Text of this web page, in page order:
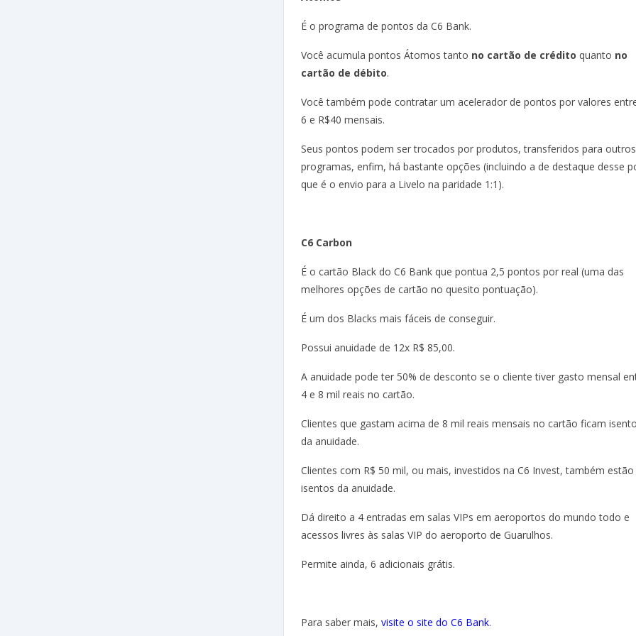
É o programa de pontos da C6 Bank.
Você acumula pontos Átomos tanto no cartão de crédito quanto no
cartão de débito.
Você também pode contratar um acelerador de pontos por valores
6 e R$40 mensais.
Seus pontos podem ser trocados por produtos, transferidos para outros
programas, enfim, há bastante opções (incluindo a de destaque desse
que é o envio para a Livelo na paridade 1:1).
C6 Carbon
É o cartão Black do C6 Bank que pontua 2,5 pontos por real (uma das
melhores opções de cartão no quesito pontuação).
É um dos Blacks mais fáceis de conseguir.
Possui anuidade de 12x R$ 85,00.
A anuidade pode ter 50% de desconto se o cliente tiver gasto mensal
4 e 8 mil reais no cartão.
Clientes que gastam acima de 8 mil reais mensais no cartão ficam
da anuidade.
Clientes com R$ 50 mil, ou mais, investidos na C6 Invest, também estão
isentos da anuidade.
Dá direito a 4 entradas em salas VIPs em aeroportos do mundo todo e
acessos livres às salas VIP do aeroporto de Guarulhos.
Permite ainda, 6 adicionais grátis.
Para saber mais, visite o site do C6 Bank.